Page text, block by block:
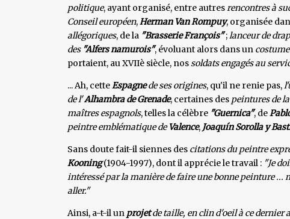
politique, ayant organisé, entre autresrencontres à
Conseil européen,Herman Van Rompuy, organisée
allégoriques, de la "Brasserie François";lanceur de
des "Alfersnamurois", évoluant alors dans un
portaient, au XVIIè siècle, nossoldats engagés au
... Ah, cetteEspagne de ses origines, qu'il ne renie pas,
de l'Alhambra de Grenade, certaines des peintures de
maîtres espagnols, telles la célèbre "Guernica", de
peintre emblématique deValence, Joaquín Sorolla y
Sans doute fait-il siennes des citations du peintre
Kooning(1904-1997), dont il apprécie le travail : "Je
intéressé par la manière de faire une bonne peinture
aller."
Ainsi, a-t-il un projetde taille, en clin d'oeil à ce dernier